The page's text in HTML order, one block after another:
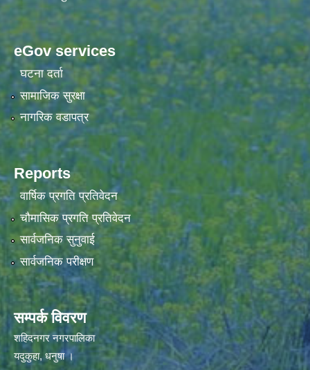
eGov services
घटना दर्ता
सामाजिक सुरक्षा
नागरिक वडापत्र
Reports
वार्षिक प्रगति प्रतिवेदन
चौमासिक प्रगति प्रतिवेदन
सार्वजनिक सुनुवाई
सार्वजनिक परीक्षण
सम्पर्क विवरण
शहिदनगर नगरपालिका
यदुकुहा, धनुषा ।